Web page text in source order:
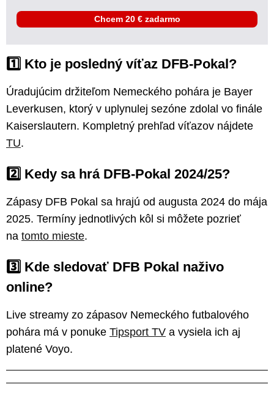
Chcem 20 € zadarmo
1️⃣ Kto je posledný víťaz DFB-Pokal?
Úradujúcim držiteľom Nemeckého pohára je Bayer
Leverkusen, ktorý v uplynulej sezóne zdolal vo finále
Kaiserslautern. Kompletný prehľad víťazov nájdete
TU.
2️⃣ Kedy sa hrá DFB-Pokal 2024/25?
Zápasy DFB Pokal sa hrajú od augusta 2024 do mája
2025. Termíny jednotlivých kôl si môžete pozrieť
na tomto mieste.
3️⃣ Kde sledovať DFB Pokal naživo
online?
Live streamy zo zápasov Nemeckého futbalového
pohára má v ponuke Tipsport TV a vysiela ich aj
platené Voyo.